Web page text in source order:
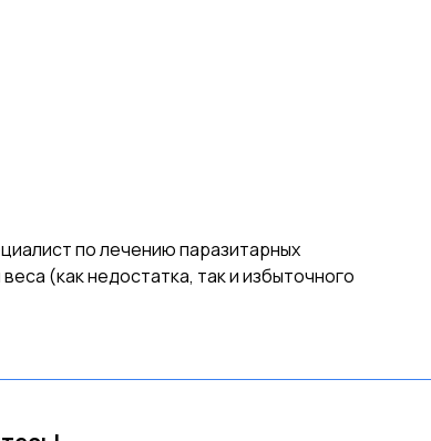
по лечению паразитарных
(как недостатка, так и избыточного